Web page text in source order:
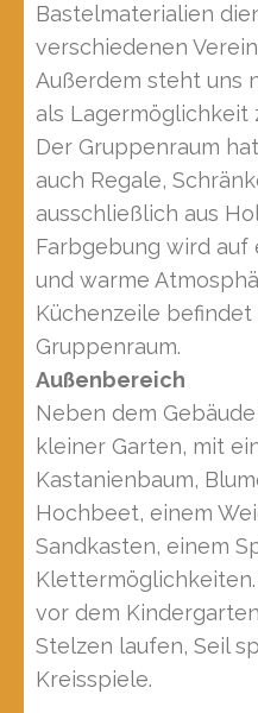
Bastelmaterialien
verschiedenen
Außerdem steht uns
als Lagermöglichkeit
Der Gruppenraum
auch Regale,
ausschließlich aus
Farbgebung wird
und warme
Küchenzeile
Gruppenraum.
Außenbereich
Neben dem
kleiner Garten, mit
Kastanienbaum,
Hochbeet, einem
Sandkasten, einem
vor dem
Stelzen laufen, Seil
Kreisspiele.